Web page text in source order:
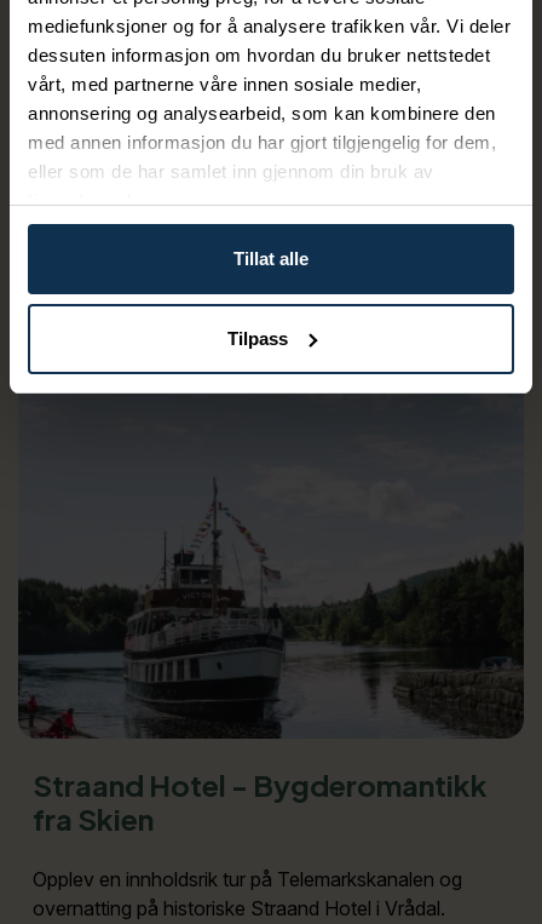
mediefunksjoner og for å analysere trafikken vår. Vi deler
dessuten informasjon om hvordan du bruker nettstedet
vårt, med partnerne våre innen sosiale medier,
annonsering og analysearbeid, som kan kombinere den
med annen informasjon du har gjort tilgjengelig for dem,
eller som de har samlet inn gjennom din bruk av
tjenestene deres.
Tillat alle
Tilpass
Kanalruta – sykkeltur 100 km
Dette er den ultimate sykkelturen langs
Telemarkskanalen! Opplev vakkert kanallandskap,
historiske overnattingssteder og en fantastisk
Bestill her
Straand Hotel - Bygderomantikk
fra Skien
Opplev en innholdsrik tur på Telemarkskanalen og
overnatting på historiske Straand Hotel i Vrådal.